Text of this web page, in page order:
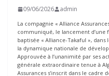
09/06/2026 admin
La compagnie « Alliance
communiqué, le lancement d’une
baptisée « Alliance-Takaful »,
la dynamique nationale de
Approuvée à l’unanimité par ses
générale extraordinaire tenue à
Assurances s’inscrit dans le cadre